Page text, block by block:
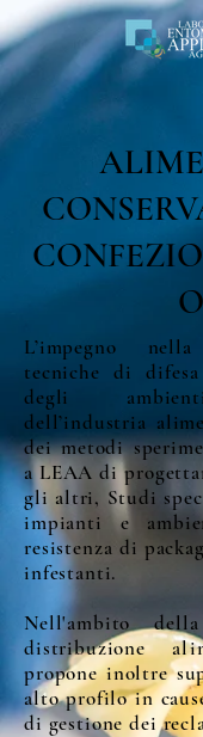
O
L’impegno
tecniche di
degli
dell’industria
dei metodi
a LEAA di
gli altri, Studi
impianti e
resistenza di
infestanti.
Nell'ambito
distribuzione
propone inoltre
alto profilo in
di gestione dei